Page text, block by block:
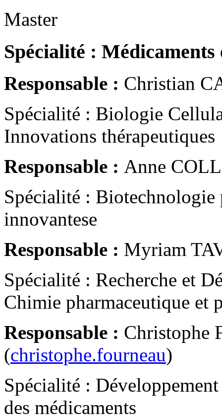
Master
Spécialité :
Responsable : Christian
Spécialité : Biologie
Innovations thérapeutiques
Responsable : Anne
Spécialité : Biotechnologie
innovantese
Responsable : Myriam
Spécialité : Recherche et
Chimie pharmaceutique et
Responsable : Christophe
(christophe.fourneau)
Spécialité :
des médicaments